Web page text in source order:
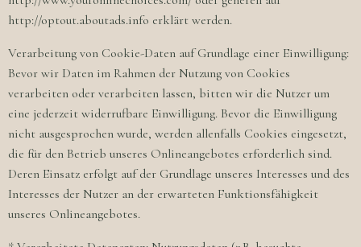
http://optout.aboutads.info erklärt werden.
Verarbeitung von Cookie-Daten auf Grundlage einer Einwilligung:
Bevor wir Daten im Rahmen der Nutzung von Cookies
verarbeiten oder verarbeiten lassen, bitten wir die Nutzer um
eine jederzeit widerrufbare Einwilligung. Bevor die Einwilligung
nicht ausgesprochen wurde, werden allenfalls Cookies eingesetzt,
die für den Betrieb unseres Onlineangebotes erforderlich sind.
Deren Einsatz erfolgt auf der Grundlage unseres Interesses und des
Interesses der Nutzer an der erwarteten Funktionsfähigkeit
unseres Onlineangebotes.